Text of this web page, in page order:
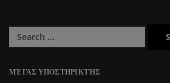
ΜΈΓΑΣ ΥΠΟΣΤΗΡΙΚΤΉΣ